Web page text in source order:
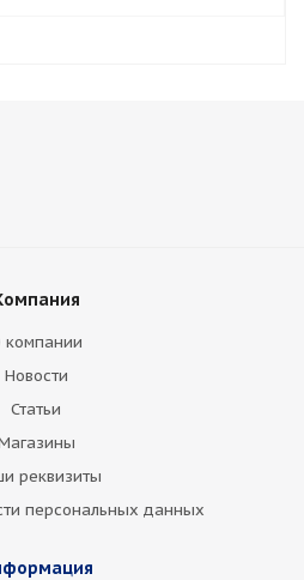
компании
Новости
Статьи
реквизиты
персональных данных